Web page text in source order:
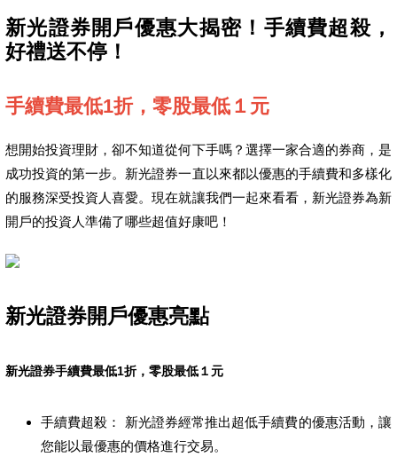
新光證券開戶優惠大揭密！手續費超殺，
好禮送不停！
手續費最低1折，零股最低１元
想開始投資理財，卻不知道從何下手嗎？選擇一家合適的券商，是
成功投資的第一步。新光證券一直以來都以優惠的手續費和多樣化
的服務深受投資人喜愛。現在就讓我們一起來看看，新光證券為新
開戶的投資人準備了哪些超值好康吧！
新光證券開戶優惠亮點
新光證券手續費最低1折，零股最低１元
手續費超殺： 新光證券經常推出超低手續費的優惠活動，讓
您能以最優惠的價格進行交易。